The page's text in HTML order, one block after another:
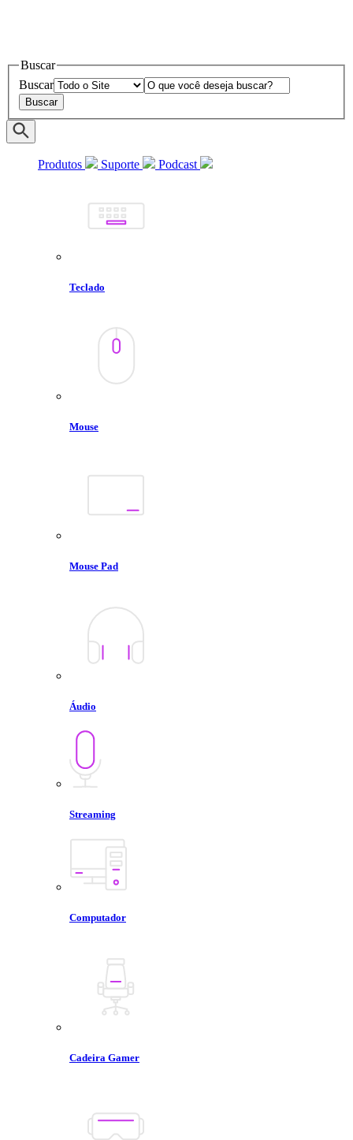
Buscar
Buscar
Produtos Suporte Podcast
Teclado
Mouse
Mouse Pad
Áudio
Streaming
Computador
Cadeira Gamer